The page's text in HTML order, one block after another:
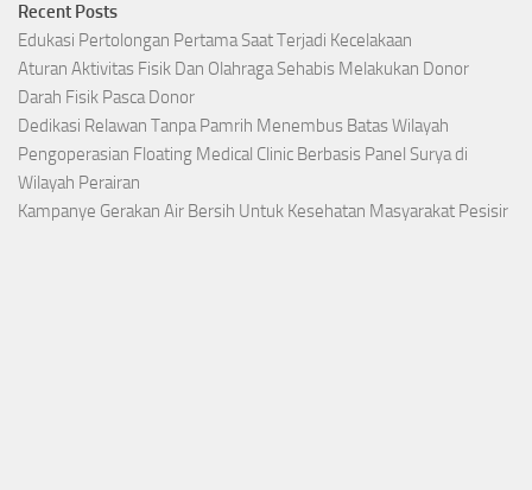
Recent Posts
Edukasi Pertolongan Pertama Saat Terjadi Kecelakaan
Aturan Aktivitas Fisik Dan Olahraga Sehabis Melakukan Donor
Darah Fisik Pasca Donor
Dedikasi Relawan Tanpa Pamrih Menembus Batas Wilayah
Pengoperasian Floating Medical Clinic Berbasis Panel Surya di
Wilayah Perairan
Kampanye Gerakan Air Bersih Untuk Kesehatan Masyarakat Pesisir